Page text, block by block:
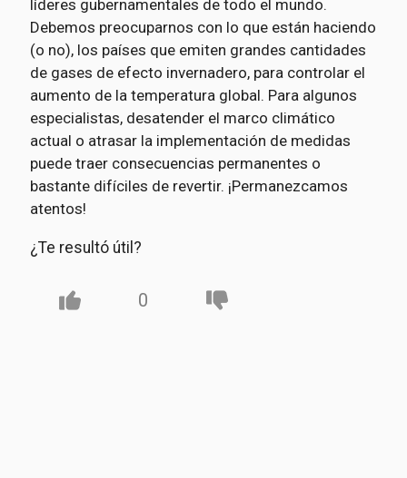
líderes gubernamentales de todo el mundo.
Debemos preocuparnos con lo que están haciendo
(o no), los países que emiten grandes cantidades
de gases de efecto invernadero, para controlar el
aumento de la temperatura global. Para algunos
especialistas, desatender el marco climático
actual o atrasar la implementación de medidas
puede traer consecuencias permanentes o
bastante difíciles de revertir. ¡Permanezcamos
atentos!
¿Te resultó útil?
0